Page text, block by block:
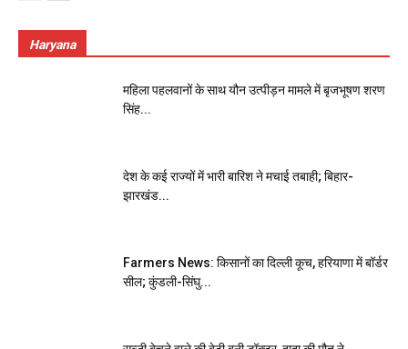
Haryana
महिला पहलवानों के साथ यौन उत्पीड़न मामले में बृजभूषण शरण
सिंह...
देश के कई राज्यों में भारी बारिश ने मचाई तबाही; बिहार-
झारखंड...
Farmers News: किसानों का दिल्ली कूच, हरियाणा में बॉर्डर
सील; कुंडली-सिंघु...